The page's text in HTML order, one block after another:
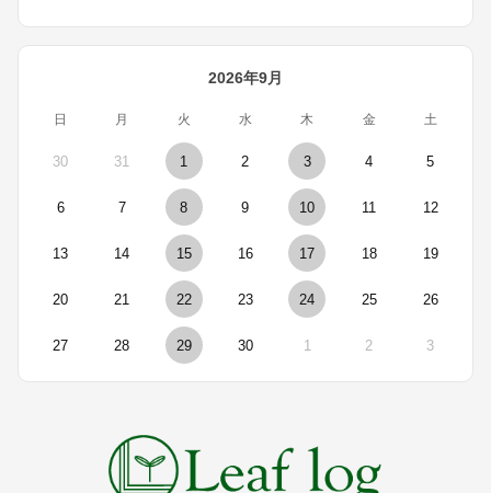
2026年9月
日 月 火 水 木 金 土
30 31 1 2 3 4 5
6 7 8 9 10 11 12
13 14 15 16 17 18 19
20 21 22 23 24 25 26
27 28 29 30 1 2 3